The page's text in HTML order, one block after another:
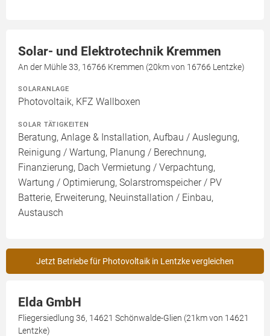
Solar- und Elektrotechnik Kremmen
An der Mühle 33, 16766 Kremmen (20km von 16766 Lentzke)
SOLARANLAGE
Photovoltaik, KFZ Wallboxen
SOLAR TÄTIGKEITEN
Beratung, Anlage & Installation, Aufbau / Auslegung,
Reinigung / Wartung, Planung / Berechnung,
Finanzierung, Dach Vermietung / Verpachtung,
Wartung / Optimierung, Solarstromspeicher / PV
Batterie, Erweiterung, Neuinstallation / Einbau,
Austausch
Jetzt Betriebe für Photovoltaik in Lentzke vergleichen
Elda GmbH
Fliegersiedlung 36, 14621 Schönwalde-Glien (21km von 14621
Lentzke)